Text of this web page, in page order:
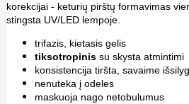
korekcijai - keturių pirštų formavimas
stingsta UV/LED lempoje.
trifazis, kietasis gelis
tiksotropinis su skysta atmintimi
konsistencija tiršta, savaime
nenuteka į odeles
maskuoja nago netobulumus